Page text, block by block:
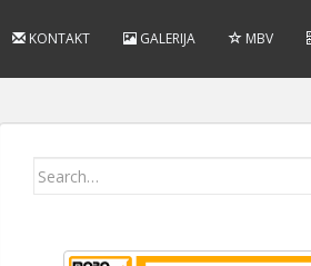
KONTAKT GALERIJA MBV
Search